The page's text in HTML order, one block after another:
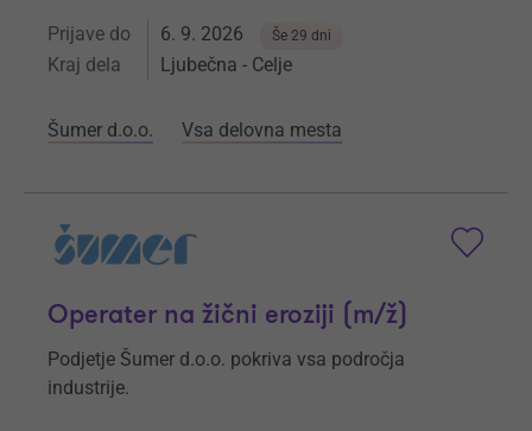
Prijave do 6. 9. 2026 Še 29 dni
Kraj dela Ljubečna - Celje
Šumer d.o.o. Vsa delovna mesta
Operater na žični eroziji (m/ž)
Podjetje Šumer d.o.o. pokriva vsa področja
industrije.